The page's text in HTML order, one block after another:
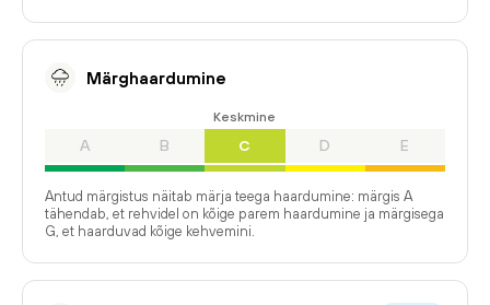
Märghaardumine
A B
Keskmine
C D E
Antud märgistus näitab märja teega haardumine: märgis A
tähendab, et rehvidel on kõige parem haardumine ja märgisega
G, et haarduvad kõige kehvemini.